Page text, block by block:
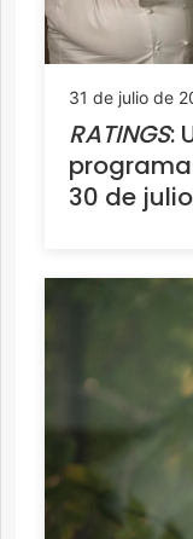
31 de julio de
RATINGS:
30 de julio